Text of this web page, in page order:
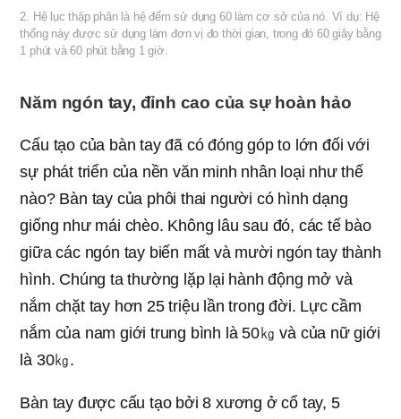
2. Hệ lục thập phân là hệ đếm sử dụng 60 làm cơ sở của nó. Ví dụ: Hệ
thống này được sử dụng làm đơn vị đo thời gian, trong đó 60 giây bằng
1 phút và 60 phút bằng 1 giờ.
Năm ngón tay, đỉnh cao của sự hoàn hảo
Cấu tạo của bàn tay đã có đóng góp to lớn đối với
sự phát triển của nền văn minh nhân loại như thế
nào? Bàn tay của phôi thai người có hình dạng
giống như mái chèo. Không lâu sau đó, các tế bào
giữa các ngón tay biến mất và mười ngón tay thành
hình. Chúng ta thường lặp lại hành động mở và
nắm chặt tay hơn 25 triệu lần trong đời. Lực cầm
nắm của nam giới trung bình là 50㎏ và của nữ giới
là 30㎏.
Bàn tay được cấu tạo bởi 8 xương ở cổ tay, 5